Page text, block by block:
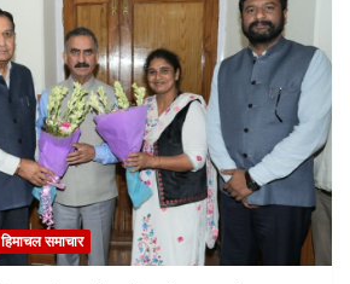
हिमाचल समाचार